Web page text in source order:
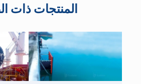
المنتجات ذات